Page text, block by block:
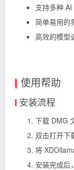
支持多种 AI
简单易用的
高效的模型
使用帮助
安装流程
下载 DMG
双击打开下
将
安装完成后